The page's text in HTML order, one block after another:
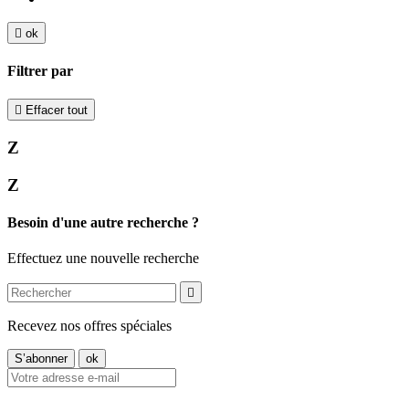
 ok
Filtrer par
 Effacer tout
Z
Z
Besoin d'une autre recherche ?
Effectuez une nouvelle recherche

Recevez nos offres spéciales